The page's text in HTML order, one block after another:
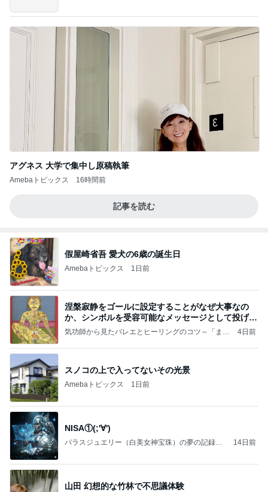
アグネス 大学で集中し原稿執筆
Amebaトピックス 16時間前
記事を読む
假屋崎省吾 愛犬の6歳の誕生日
Amebaトピックス 1日前
涅槃寂静をゴールに設定することがなぜ大事なの
か、シンボルを受容可能なメッセージとして投げる
ことが
気功師から見たバレエとヒーリングのコツ～「まと
4日前
スノコの上で入ってないその光景
Amebaトピックス 1日前
NISA①(;'∀')
パラスジュエリー（白美女神宝珠）の夢の記録
14日前
山田 幻想的な竹林で不思議体験